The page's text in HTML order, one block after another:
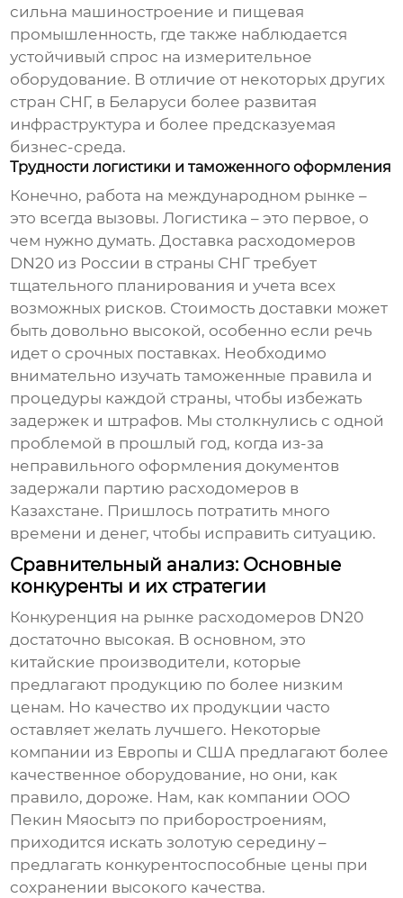
сильна машиностроение и пищевая
промышленность, где также наблюдается
устойчивый спрос на измерительное
оборудование. В отличие от некоторых других
стран СНГ, в Беларуси более развитая
инфраструктура и более предсказуемая
бизнес-среда.
Трудности логистики и таможенного оформления
Конечно, работа на международном рынке –
это всегда вызовы. Логистика – это первое, о
чем нужно думать. Доставка расходомеров
DN20 из России в страны СНГ требует
тщательного планирования и учета всех
возможных рисков. Стоимость доставки может
быть довольно высокой, особенно если речь
идет о срочных поставках. Необходимо
внимательно изучать таможенные правила и
процедуры каждой страны, чтобы избежать
задержек и штрафов. Мы столкнулись с одной
проблемой в прошлый год, когда из-за
неправильного оформления документов
задержали партию расходомеров в
Казахстане. Пришлось потратить много
времени и денег, чтобы исправить ситуацию.
Сравнительный анализ: Основные
конкуренты и их стратегии
Конкуренция на рынке расходомеров DN20
достаточно высокая. В основном, это
китайские производители, которые
предлагают продукцию по более низким
ценам. Но качество их продукции часто
оставляет желать лучшего. Некоторые
компании из Европы и США предлагают более
качественное оборудование, но они, как
правило, дороже. Нам, как компании ООО
Пекин Мяосытэ по приборостроениям,
приходится искать золотую середину –
предлагать конкурентоспособные цены при
сохранении высокого качества.